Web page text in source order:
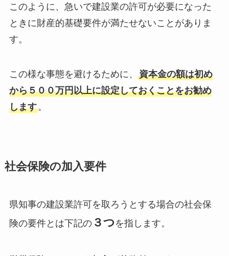
このように、急いで建設業の許可が必要になった
ときに財産的基礎要件が満たせないことがありま
す。
この様な事態を避けるために、 資本金の額は初め
から５００万円以上に設定しておくことをお勧め
します。
社会保険の加入要件
県知事の建設業許可を取ろうとする場合の社会保
険の要件とは下記の３つ を指します。